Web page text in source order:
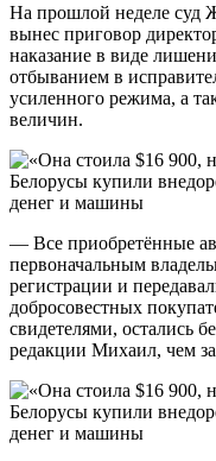
На прошлой неделе суд
вынес приговор
наказание в виде
отбыванием в
усиленного режима, а
величин.
— Все приобретённые
первоначальным
регистрации и
добросовестных
свидетелями, остались
редакции Михаил, чем